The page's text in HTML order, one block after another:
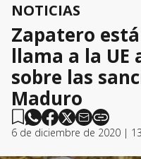
NOTICIAS
Zapatero
llama a la
sobre las
Maduro
6 de diciembre de 2020 |